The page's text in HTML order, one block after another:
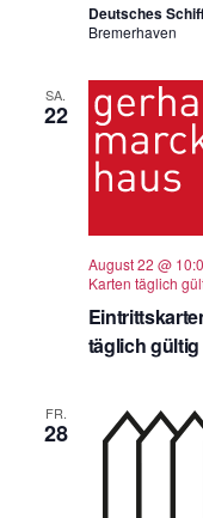
Deutsches
Bremerhaven
SA.
22
täglich
August 22 @
Karten täglich
FR.
28